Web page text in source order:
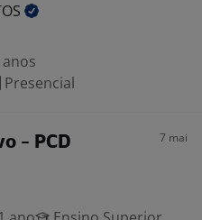
Presencial
- PCD 7 mai